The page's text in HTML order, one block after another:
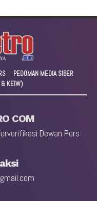
PEDOMAN MEDIA SIBER
& KEIW)
COM
Dewan Pers